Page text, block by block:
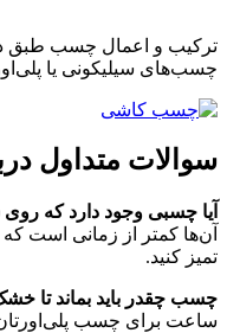
ترکیب و اعمال چسب طبق
چسب‌های سیلیکونی یا
سوالات متداول
آیا چسبی وجود دارد که
آن‌ها کمتر از زمانی است
تمیز کنید.
چسب چقدر باید بماند تا
ساعت برای چسب